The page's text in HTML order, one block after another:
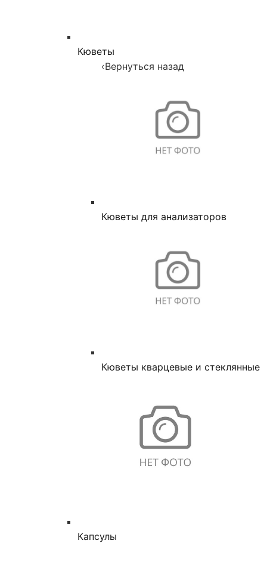
Кюветы
‹Вернуться назад
Кюветы для анализаторов
Кюветы кварцевые и стеклянные
Капсулы